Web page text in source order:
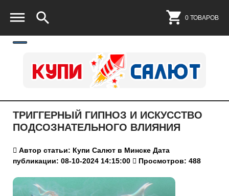
0 ТОВАРОВ
ТРИГГЕРНЫЙ ГИПНОЗ И ИСКУССТВО
ПОДСОЗНАТЕЛЬНОГО ВЛИЯНИЯ
Автор статьи: Купи Салют в Минске Дата
публикации: 08-10-2024 14:15:00
Просмотров: 488